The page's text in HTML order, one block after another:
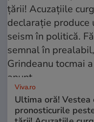
Viva.ro
Ultima oră! Vestea
pronosticurile